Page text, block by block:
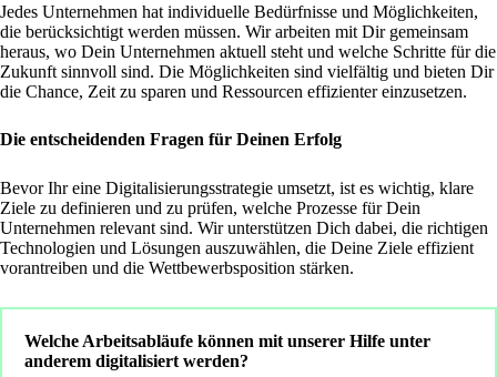
Jedes Unternehmen hat individuelle Bedürfnisse und Möglichkeiten,
die berücksichtigt werden müssen. Wir arbeiten mit Dir gemeinsam
heraus, wo Dein Unternehmen aktuell steht und welche Schritte für die
Zukunft sinnvoll sind. Die Möglichkeiten sind vielfältig und bieten Dir
die Chance, Zeit zu sparen und Ressourcen effizienter einzusetzen.
Die entscheidenden Fragen für Deinen Erfolg
Bevor Ihr eine Digitalisierungsstrategie umsetzt, ist es wichtig, klare
Ziele zu definieren und zu prüfen, welche Prozesse für Dein
Unternehmen relevant sind. Wir unterstützen Dich dabei, die richtigen
Technologien und Lösungen auszuwählen, die Deine Ziele effizient
vorantreiben und die Wettbewerbsposition stärken.
Welche Arbeitsabläufe können mit unserer Hilfe unter
anderem digitalisiert werden?